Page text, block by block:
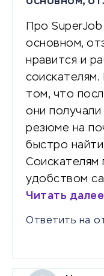
Про SuperJob
основном,
нравится и
том, что
они
резюме на
быстро
Соискателям
удобством
Читать далее
Ответить на